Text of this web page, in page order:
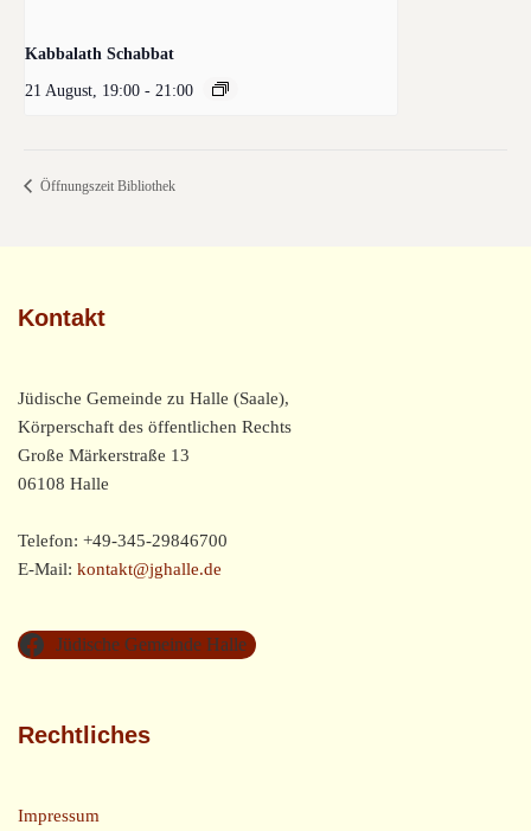
Kabbalath Schabbat
21 August, 19:00 - 21:00
Öffnungszeit Bibliothek
Kontakt
Jüdische Gemeinde zu Halle (Saale),
Körperschaft des öffentlichen Rechts
Große Märkerstraße 13
06108 Halle
Telefon: +49-345-29846700
E-Mail: kontakt@jghalle.de
Jüdische Gemeinde Halle
Rechtliches
Impressum